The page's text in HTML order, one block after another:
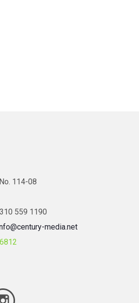
114-08
310 559 1190
media.net